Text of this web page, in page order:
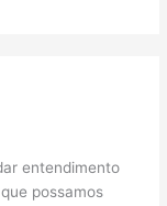
entendimento
possamos